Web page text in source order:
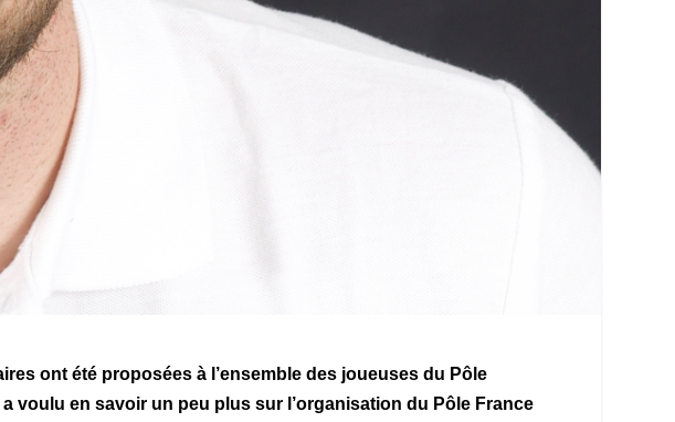
ont été proposées à l’ensemble des joueuses du Pôle
voulu en savoir un peu plus sur l’organisation du Pôle France